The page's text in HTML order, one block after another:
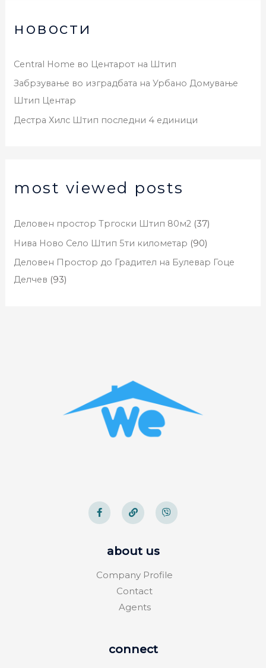
новости
Central Home во Центарот на Штип
Забрзување во изградбата на Урбано Домување
Штип Центар
Дестра Хилс Штип последни 4 единици
most viewed posts
Деловен простор Тргоски Штип 80м2 (37)
Нива Ново Село Штип 5ти километар (90)
Деловен Простор до Градител на Булевар Гоце
Делчев (93)
about us
Company Profile
Contact
Agents
connect